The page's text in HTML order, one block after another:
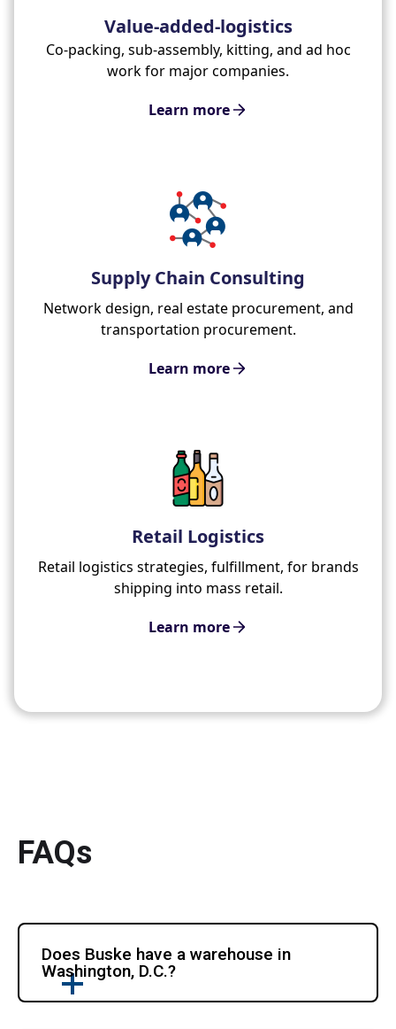
Value-added-logistics
Co-packing, sub-assembly, kitting, and ad hoc
work for major companies.
Learn more
Supply Chain Consulting
Network design, real estate procurement, and
transportation procurement.
Learn more
Retail Logistics
Retail logistics strategies, fulfillment, for brands
shipping into mass retail.
Learn more
FAQs
Does Buske have a warehouse in
Washington, D.C.?